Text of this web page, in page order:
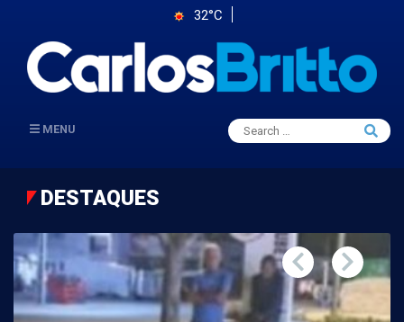
32°C
MENU
Search
for:
Search
DESTAQUES